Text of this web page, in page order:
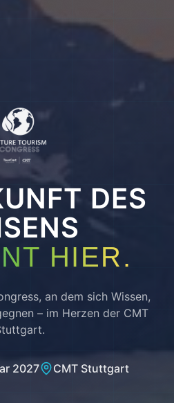
DES
HIER.
an dem sich Wissen,
– im Herzen der CMT
2027 CMT Stuttgart